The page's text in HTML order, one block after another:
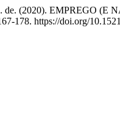
de. (2020). EMPREGO
178. https://doi.org/